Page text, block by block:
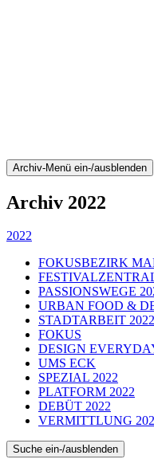
Archiv-Menü ein-/ausblenden
Archiv 2022
2022
FOKUSBEZIRK
PASSIONSWEGE
URBAN FOOD &
STADTARBEIT 2022
FOKUS
DESIGN
UMS ECK
SPEZIAL 2022
PLATFORM 2022
DEBÜT 2022
VERMITTLUNG
Suche ein-/ausblenden